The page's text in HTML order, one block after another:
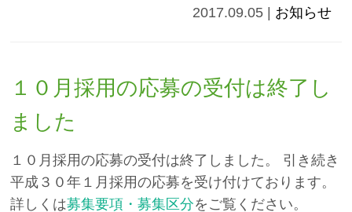
2017.09.05 お知らせ
１０月採用の応募の受付は終了し
ました
１０月採用の応募の受付は終了しました。 引き続き
平成３０年１月採用の応募を受け付けております。
詳しくは募集要項・募集区分をご覧ください。